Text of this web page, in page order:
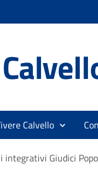
Calvello
Giudici